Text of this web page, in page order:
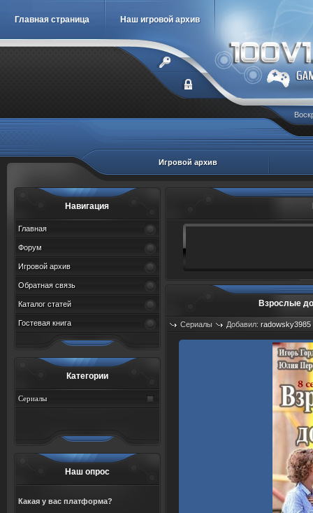
Главная страница Наш игровой архив
Игровой архив
Навигация
Главная
Форум
Игровой архив
Обратная связь
Каталог статей
Гостевая книга
Категории
Сериалы
Наш опрос
Какая у вас платформа?
Взрослые
Сериалы Добавил: radowsky3985
Просмотров: 390